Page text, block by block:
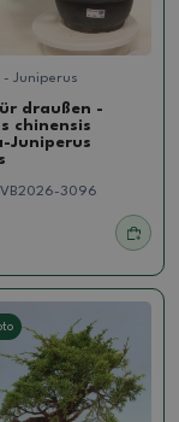
- Juniperus
draußen -
chinensis
Juniperus
VB2026-3096